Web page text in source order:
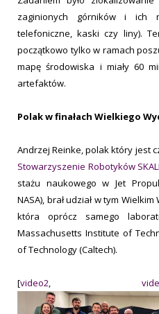
zaginionych górników i ich
telefoniczne, kaski czy liny).
początkowo tylko w ramach
mapę środowiska i miały 60
artefaktów.
Polak w finałach Wielkiego
Andrzej Reinke, polak który jest
Stowarzyszenie Robotyków
stażu naukowego w Jet
NASA), brał udział w tym
która oprócz samego
Massachusetts Institute of
of Technology (Caltech).
[video2,